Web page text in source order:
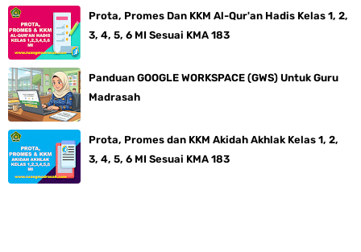
Prota, Promes Dan KKM Al-Qur'an Hadis Kelas 1, 2,
3, 4, 5, 6 MI Sesuai KMA 183
Panduan GOOGLE WORKSPACE (GWS) Untuk Guru
Madrasah
Prota, Promes dan KKM Akidah Akhlak Kelas 1, 2,
3, 4, 5, 6 MI Sesuai KMA 183